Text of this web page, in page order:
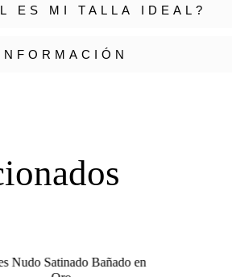
ES MI TALLA IDEAL?
Satinado Bañado en